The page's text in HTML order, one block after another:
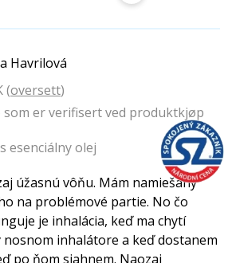
Havrilová
(oversett)
som er verifisert ved produktkjøp
esenciálny olej
úžasnú vôňu. Mám namiešaný
na problémové partie. No čo
je inhalácia, keď ma chytí
nosnom inhalátore a keď dostanem
po ňom siahnem. Naozaj